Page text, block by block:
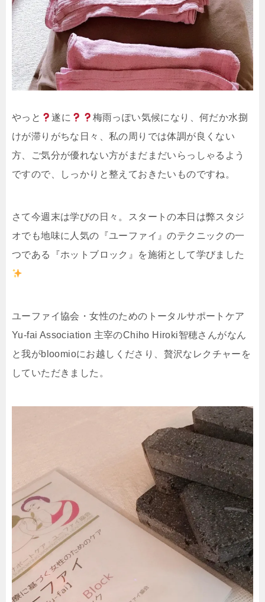
やっと 遂に
梅雨っぽい気候になり、何だか水捌
けが滞りがちな日々、私の周りでは体調が良くない
方、ご気分が優れない方がまだまだいらっしゃるよう
ですので、しっかりと整えておきたいものですね。
さて今週末は学びの日々。スタートの本日は弊スタジ
オでも地味に人気の『ユーファイ』のテクニックの一
つである『ホットブロック』を施術として学びました
ユーファイ協会・女性のためのトータルサポートケア
Yu-fai Association 主宰のChiho Hiroki智穂さんがなん
と我がbloomioにお越しくださり、贅沢なレクチャーを
していただきました。